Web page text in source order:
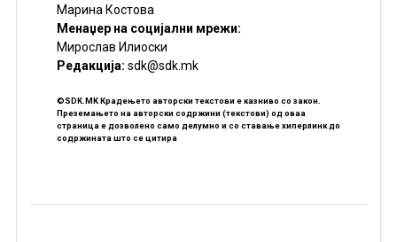
Марина Костова
Менаџер на социјални мрежи:
Мирослав Илиоски
Редакцијa: sdk@sdk.mk
©SDK.MK Крадењето авторски текстови е казниво со закон.
Преземањето на авторски содржини (текстови) од оваа
страница е дозволено само делумно и со ставање хиперлинк до
содржината што се цитира